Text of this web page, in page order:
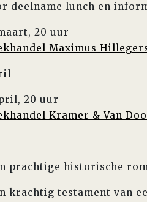
deelname lunch en
20 uur
Maximus
20 uur
Kramer & Van
prachtige historische
krachtig testament van